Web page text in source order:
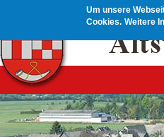
Um unsere
Cookies. Weitere